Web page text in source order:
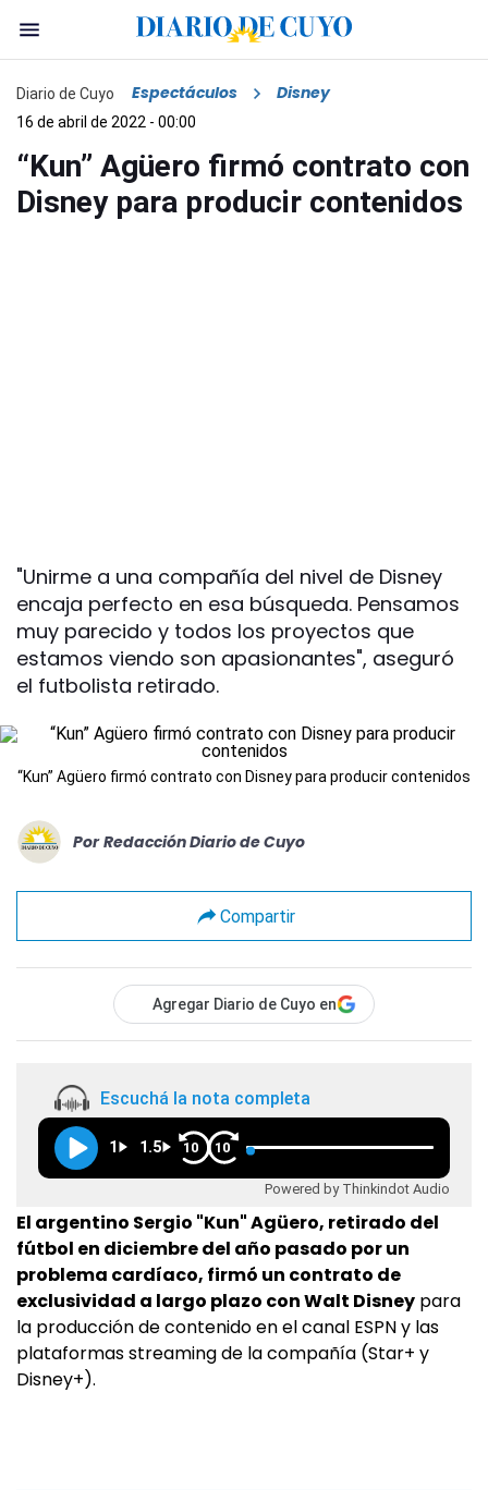
Diario de Cuyo Espectáculos Disney
16 de abril de 2022 - 00:00
“Kun” Agüero firmó contrato con
Disney para producir contenidos
"Unirme a una compañía del nivel de Disney
encaja perfecto en esa búsqueda. Pensamos
muy parecido y todos los proyectos que
estamos viendo son apasionantes", aseguró
el futbolista retirado.
“Kun” Agüero firmó contrato con Disney para producir contenidos
Por Redacción Diario de Cuyo
Compartir
Agregar Diario de Cuyo en
Escuchá la nota completa
1 1.5 10 10
Powered by Thinkindot Audio
El argentino Sergio "Kun" Agüero, retirado del
fútbol en diciembre del año pasado por un
problema cardíaco, firmó un contrato de
exclusividad a largo plazo con Walt Disney para
la producción de contenido en el canal ESPN y las
plataformas streaming de la compañía (Star+ y
Disney+).